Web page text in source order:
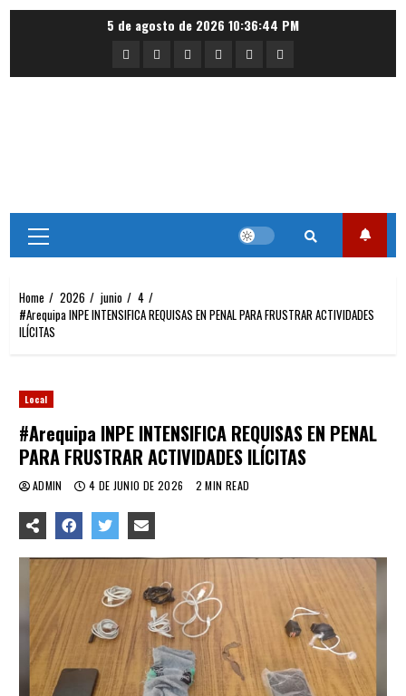
5 de agosto de 2026 10:36:44 PM
PortadaNacionalInternacional
DeportesRegional
Local
Primary
Menu
Home 2026 junio
4
#Arequipa INPE INTENSIFICA REQUISAS EN PENAL PARA FRUSTRAR ACTIVIDADES
ILÍCITAS
Local
#Arequipa INPE INTENSIFICA REQUISAS EN PENAL
PARA FRUSTRAR ACTIVIDADES ILÍCITAS
ADMIN 4 DE JUNIO DE 2026 2 MIN READ